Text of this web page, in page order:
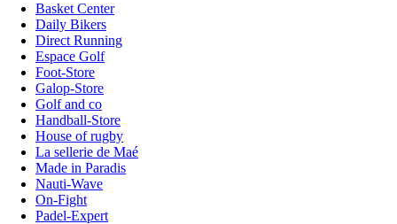
Basket Center
Daily Bikers
Direct Running
Espace Golf
Foot-Store
Galop-Store
Golf and co
Handball-Store
House of rugby
La sellerie de Maé
Made in Paradis
Nauti-Wave
On-Fight
Padel-Expert